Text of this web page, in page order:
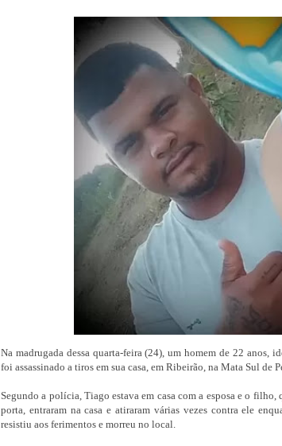
Na madrugada dessa quarta-feira (24), um homem de 22 anos,
foi assassinado a tiros em sua casa, em Ribeirão, na Mata Sul de
Segundo a polícia, Tiago estava em casa com a esposa e o filho,
porta, entraram na casa e atiraram várias vezes contra ele
resistiu aos ferimentos e morreu no local.